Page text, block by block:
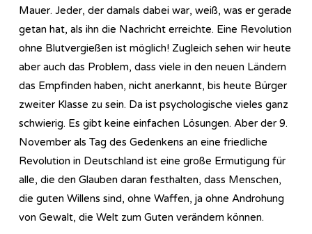
Mauer. Jeder, der damals dabei war, weiß, was er gerade
getan hat, als ihn die Nachricht erreichte. Eine Revolution
ohne Blutvergießen ist möglich! Zugleich sehen wir heute
aber auch das Problem, dass viele in den neuen Ländern
das Empfinden haben, nicht anerkannt, bis heute Bürger
zweiter Klasse zu sein. Da ist psychologische vieles ganz
schwierig. Es gibt keine einfachen Lösungen. Aber der 9.
November als Tag des Gedenkens an eine friedliche
Revolution in Deutschland ist eine große Ermutigung für
alle, die den Glauben daran festhalten, dass Menschen,
die guten Willens sind, ohne Waffen, ja ohne Androhung
von Gewalt, die Welt zum Guten verändern können.